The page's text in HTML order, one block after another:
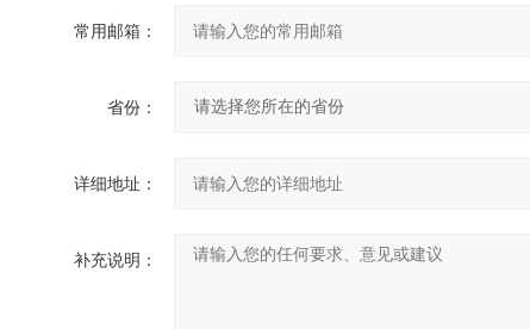
常用邮箱：
省份：
详细地址：
补充说明：